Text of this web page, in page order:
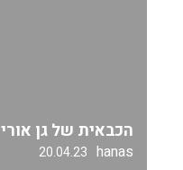
הכבאית של גן אורי
hanas
20.04.23